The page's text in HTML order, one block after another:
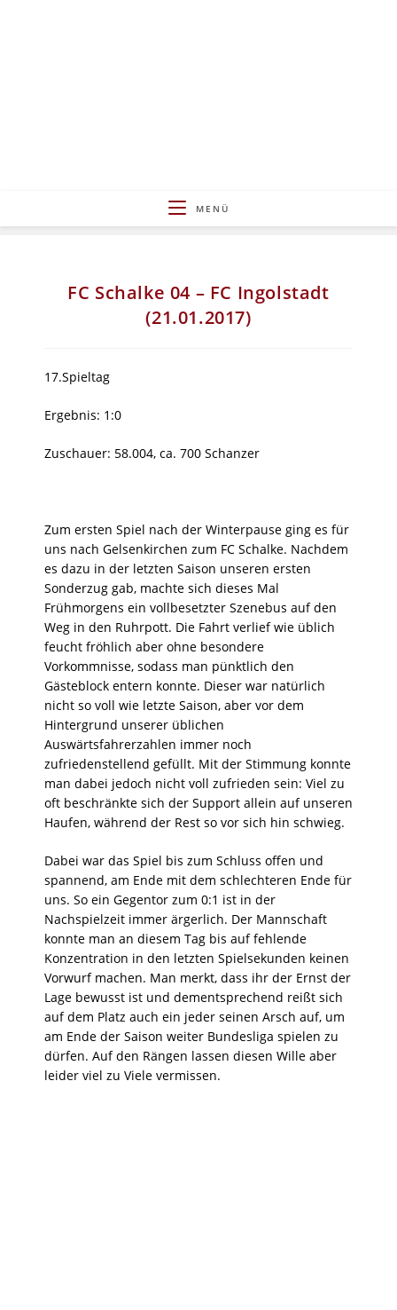
MENÜ
FC Schalke 04 – FC Ingolstadt
(21.01.2017)
17.Spieltag
Ergebnis: 1:0
Zuschauer: 58.004, ca. 700 Schanzer
Zum ersten Spiel nach der Winterpause ging es für
uns nach Gelsenkirchen zum FC Schalke. Nachdem
es dazu in der letzten Saison unseren ersten
Sonderzug gab, machte sich dieses Mal
Frühmorgens ein vollbesetzter Szenebus auf den
Weg in den Ruhrpott. Die Fahrt verlief wie üblich
feucht fröhlich aber ohne besondere
Vorkommnisse, sodass man pünktlich den
Gästeblock entern konnte. Dieser war natürlich
nicht so voll wie letzte Saison, aber vor dem
Hintergrund unserer üblichen
Auswärtsfahrerzahlen immer noch
zufriedenstellend gefüllt. Mit der Stimmung konnte
man dabei jedoch nicht voll zufrieden sein: Viel zu
oft beschränkte sich der Support allein auf unseren
Haufen, während der Rest so vor sich hin schwieg.
Dabei war das Spiel bis zum Schluss offen und
spannend, am Ende mit dem schlechteren Ende für
uns. So ein Gegentor zum 0:1 ist in der
Nachspielzeit immer ärgerlich. Der Mannschaft
konnte man an diesem Tag bis auf fehlende
Konzentration in den letzten Spielsekunden keinen
Vorwurf machen. Man merkt, dass ihr der Ernst der
Lage bewusst ist und dementsprechend reißt sich
auf dem Platz auch ein jeder seinen Arsch auf, um
am Ende der Saison weiter Bundesliga spielen zu
dürfen. Auf den Rängen lassen diesen Wille aber
leider viel zu Viele vermissen.